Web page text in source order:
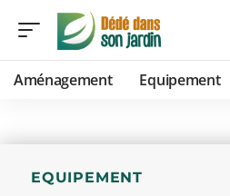
Aménagement Equipement
EQUIPEMENT